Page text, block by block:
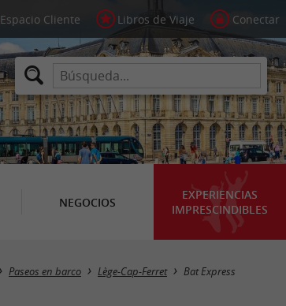
Espacio Cliente Libros de Viaje Conectar
NEGOCIOS
EXPERIENCIAS
IMPRESCINDIBLES
Paseos en barco Lège-Cap-Ferret Bat Express